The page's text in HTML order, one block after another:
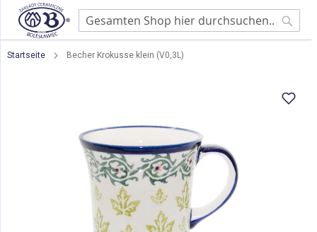
Startseite Becher Krokusse klein (V0,3L)